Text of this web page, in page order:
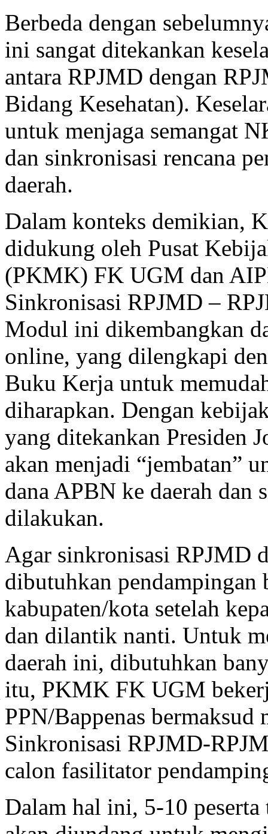
Berbeda dengan
ini sangat ditekankan
antara RPJMD dengan
Bidang Kesehatan).
untuk menjaga semangat
dan sinkronisasi rencana
daerah.
Dalam konteks demikian,
didukung oleh Pusat
(PKMK) FK UGM dan
Sinkronisasi RPJMD –
Modul ini dikembangkan
online, yang dilengkapi
Buku Kerja untuk
diharapkan. Dengan
yang ditekankan Presiden
akan menjadi “jembatan”
dana APBN ke daerah dan
dilakukan.
Agar sinkronisasi RPJMD
dibutuhkan
kabupaten/kota setelah
dan dilantik nanti. Untuk
daerah ini, dibutuhkan
itu, PKMK FK UGM
PPN/Bappenas bermaksud
Sinkronisasi RPJMD-
calon fasilitator
Dalam hal ini, 5-10
Waktu Agenda
Jum’at, 18
(09.30 – 11.00 WIB)
Pembukaan
RPJMN 2015-2019 dan
kaitannya dengan kebijakan
Sub Bidang Kesehatan
PKMK
19 – 24 November Belajar mandiri